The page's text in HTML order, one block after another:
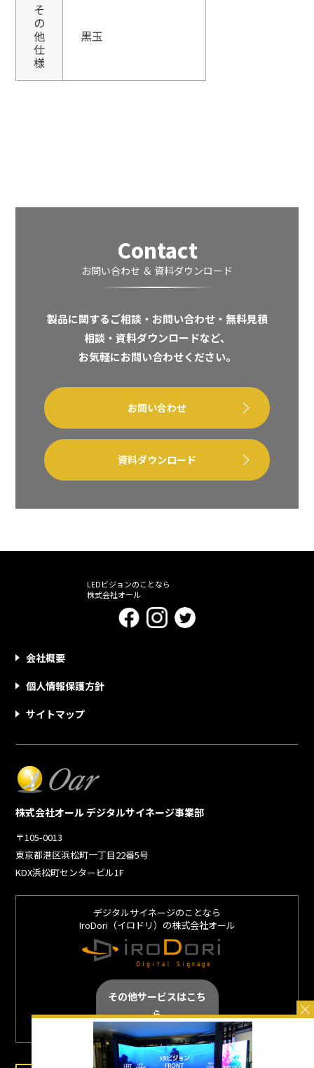
そ
の
他
仕
様
黒玉
Contact
お問い合わせ ＆ 資料ダウンロード
製品に関するご相談・お問い合わせ・無料見積
相談・資料ダウンロードなど、
お気軽にお問い合わせください。
お問い合わせ
資料ダウンロード
LEDビジョンのことなら
株式会社オール
会社概要
個人情報保護方針
サイトマップ
株式会社オール デジタルサイネージ事業部
〒105-0013
東京都港区浜松町一丁目22番5号
KDX浜松町センタービル1F
デジタルサイネージのことなら
IroDori（イロドリ）の株式会社オール
その他サービスはこち
ら